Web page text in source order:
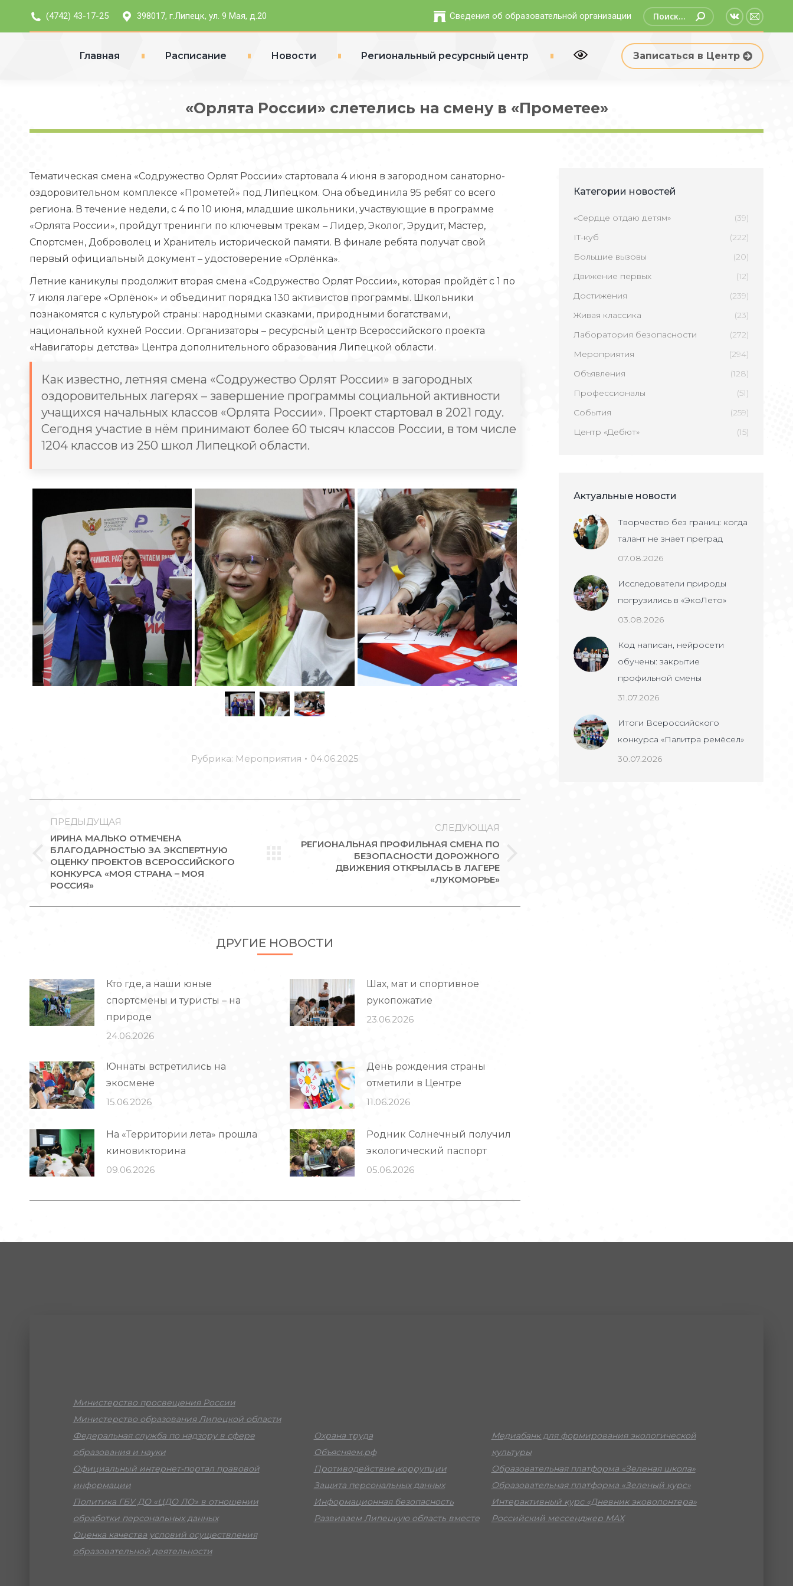
(4742) 43-17-25 398017, г.Липецк, ул. 9 Мая, д.20 Сведения об образовательной организации Поиск:
Страница
Вконтакте
Email
Главная Расписание Новости Региональный ресурсный центр Записаться в Центр
«Орлята России» слетелись на смену в «Прометее»
Тематическая смена «Содружество Орлят России» стартовала 4 июня в загородном санаторно-
оздоровительном комплексе «Прометей» под Липецком. Она объединила 95 ребят со всего
региона. В течение недели, с 4 по 10 июня, младшие школьники, участвующие в программе
«Орлята России», пройдут тренинги по ключевым трекам – Лидер, Эколог, Эрудит, Мастер,
Спортсмен, Доброволец и Хранитель исторической памяти. В финале ребята получат свой
первый официальный документ – удостоверение «Орлёнка».
Летние каникулы продолжит вторая смена «Содружество Орлят России», которая пройдёт с 1 по
7 июля лагере «Орлёнок» и объединит порядка 130 активистов программы. Школьники
познакомятся с культурой страны: народными сказками, природными богатствами,
национальной кухней России. Организаторы – ресурсный центр Всероссийского проекта
«Навигаторы детства» Центра дополнительного образования Липецкой области.
Как известно, летняя смена «Содружество Орлят России» в загородных
оздоровительных лагерях – завершение программы социальной активности
учащихся начальных классов «Орлята России». Проект стартовал в 2021 году.
Сегодня участие в нём принимают более 60 тысяч классов России, в том числе
1204 классов из 250 школ Липецкой области.
Рубрика: Мероприятия 04.06.2025
ПО
ЗАПИСЯМ
ПРЕДЫДУЩАЯ
Предыдущая
запись:
ИРИНА МАЛЬКО ОТМЕЧЕНА
БЛАГОДАРНОСТЬЮ ЗА ЭКСПЕРТНУЮ
ОЦЕНКУ ПРОЕКТОВ ВСЕРОССИЙСКОГО
КОНКУРСА «МОЯ СТРАНА – МОЯ
РОССИЯ»
СЛЕДУЮЩАЯ
Следующая
РЕГИОНАЛЬНАЯ ПРОФИЛЬНАЯ СМЕНА ПО
БЕЗОПАСНОСТИ ДОРОЖНОГО
ДВИЖЕНИЯ ОТКРЫЛАСЬ В ЛАГЕРЕ
«ЛУКОМОРЬЕ»
ДРУГИЕ НОВОСТИ
Кто где, а наши юные
спортсмены и туристы – на
природе
24.06.2026
Шах, мат и спортивное
рукопожатие
23.06.2026
Юннаты встретились на
экосмене
15.06.2026
День рождения страны
отметили в Центре
11.06.2026
На «Территории лета» прошла
киновикторина
09.06.2026
Родник Солнечный получил
экологический паспорт
05.06.2026
Категории новостей
«Сердце отдаю детям»
(39)
IT-куб
(222)
Большие вызовы
(20)
Движение первых
(12)
Достижения
(239)
Живая классика
(23)
Лаборатория безопасности
(272)
Мероприятия
(294)
Объявления
(128)
Профессионалы
(51)
События
(259)
Центр «Дебют»
(15)
Актуальные новости
Творчество без границ: когда
талант не знает преград
07.08.2026
Исследователи природы
погрузились в «ЭкоЛето»
03.08.2026
Код написан, нейросети
обучены: закрытие
профильной смены
31.07.2026
Итоги Всероссийского
конкурса «Палитра ремёсел»
30.07.2026
Министерство просвещения России
Министерство образования Липецкой области
Федеральная служба по надзору в сфере
образования и науки
Официальный интернет-портал правовой
информации
Политика ГБУ ДО «ЦДО ЛО» в отношении
обработки персональных данных
Оценка качества условий осуществления
образовательной деятельности
Охрана труда
Объясняем.рф
Противодействие коррупции
Защита персональных данных
Информационная безопасность
Развиваем Липецкую область вместе
Медиабанк для формирования экологической
культуры
Образовательная платформа «Зеленая школа»
Образовательная платформа «Зеленый курс»
Интерактивный курс «Дневник эковолонтера»
Российский мессенджер МАХ